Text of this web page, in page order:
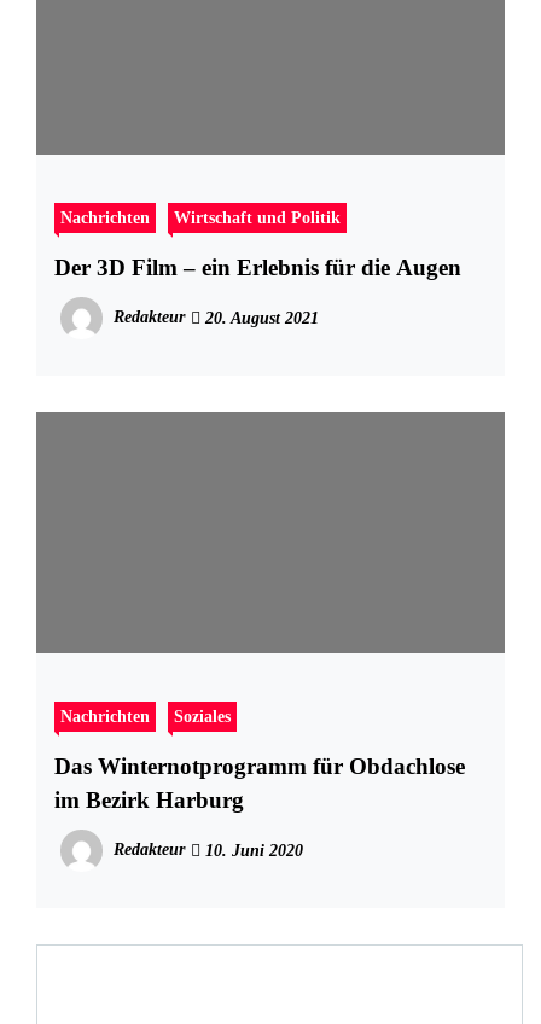
Nachrichten Wirtschaft und Politik
Der 3D Film – ein Erlebnis für die Augen
Redakteur 20. August 2021
Nachrichten Soziales
Das Winternotprogramm für Obdachlose
im Bezirk Harburg
Redakteur 10. Juni 2020